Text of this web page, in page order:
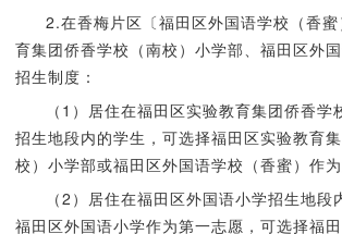
2.在香梅片区〔福田区外国语学校（香
育集团侨香学校（南校）小学部、福田区外
招生制度：
（1）居住在福田区实验教育集团侨香学
招生地段内的学生，可选择福田区实验教育
校）小学部或福田区外国语学校（香蜜）作为
（2）居住在福田区外国语小学招生地段
福田区外国语小学作为第一志愿，可选择福